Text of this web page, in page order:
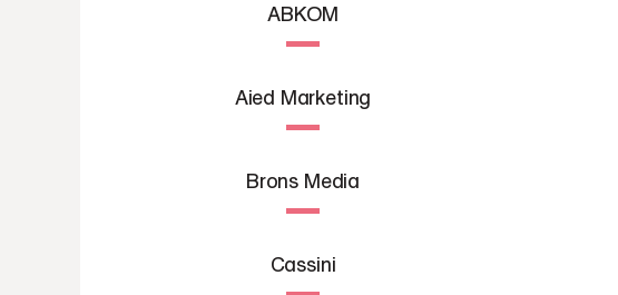
ABKOM
Aied Marketing
Brons Media
Cassini